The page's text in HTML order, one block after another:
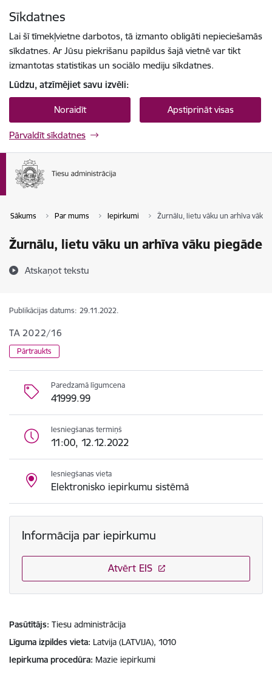
Sīkdatnes
Lai šī tīmekļvietne darbotos, tā izmanto obligāti nepieciešamās
sīkdatnes. Ar Jūsu piekrišanu papildus šajā vietnē var tikt
izmantotas statistikas un sociālo mediju sīkdatnes.
Lūdzu, atzīmējiet savu izvēli:
Noraidīt Apstiprināt visas
Pārvaldīt sīkdatnes
Sākums Par mums Iepirkumi Žurnālu, lietu vāku un arhīva vāku
Žurnālu, lietu vāku un arhīva vāku piegāde
Atskaņot tekstu
Publikācijas datums: 29.11.2022.
TA 2022/16
Pārtraukts
Paredzamā līgumcena
41999.99
Iesniegšanas termiņš
11:00, 12.12.2022
Iesniegšanas vieta
Elektronisko iepirkumu sistēmā
Informācija par iepirkumu
Atvērt EIS
Pasūtītājs Tiesu administrācija
Līguma izpildes vieta Latvija (LATVIJA), 1010
Iepirkuma procedūra Mazie iepirkumi